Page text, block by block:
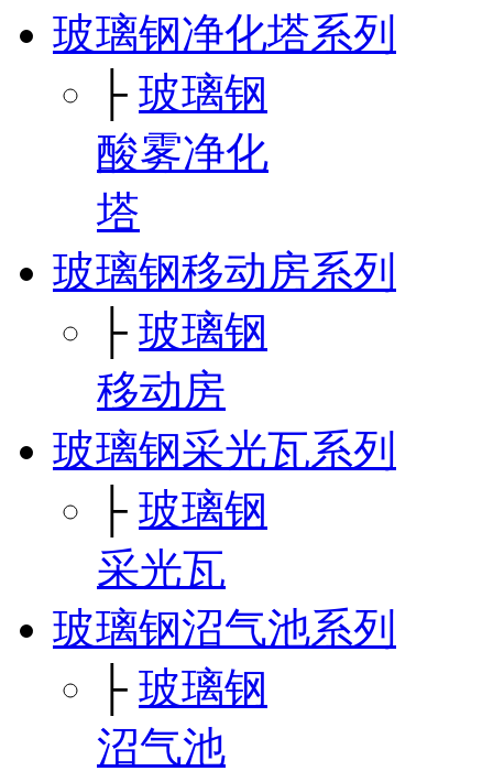
玻璃钢净化塔系列
├ 玻璃钢
酸雾净化
塔
玻璃钢移动房系列
├ 玻璃钢
移动房
玻璃钢采光瓦系列
├ 玻璃钢
采光瓦
玻璃钢沼气池系列
├ 玻璃钢
沼气池